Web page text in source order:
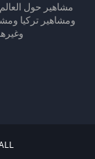
مشاهير حول
ومشاهير تركيا